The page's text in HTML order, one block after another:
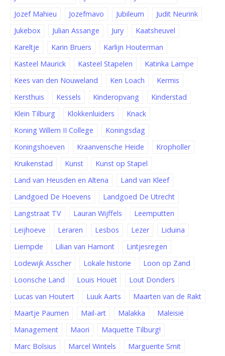
Jozef Mahieu
Jozefmavo Jubileum
Judit Neurink
Jukebox
Julian Assange Jury
Kaatsheuvel
Kareltje
Karin Bruers
Karlijn Houterman
Kasteel Maurick
Kasteel Stapelen
Katinka Lampe
Kees van den Nouweland
Ken Loach
Kermis
Kersthuis
Kessels Kinderopvang
Kinderstad
Klein Tilburg
Klokkenluiders
Knack
Koning Willem II College
Koningsdag
Koningshoeven
Kraanvensche Heide
Kropholler
Kruikenstad
Kunst
Kunst op Stapel
Land van Heusden en Altena
Land van Kleef
Landgoed De Hoevens
Landgoed De Utrecht
Langstraat TV
Lauran Wijffels
Leemputten
Leijhoeve
Leraren Lesbos Lezer
Liduina
Liempde
Lilian van Hamont
Lintjesregen
Lodewijk Asscher
Lokale historie
Loon op Zand
Loonsche Land
Louis Houët
Lout Donders
Lucas van Houtert
Luuk Aarts
Maarten van de Rakt
Maartje Paumen
Mail-art Malakka
Maleisië
Management
Maori
Maquette Tilburg!
Marc Bolsius
Marcel Wintels
Marguerite Smit